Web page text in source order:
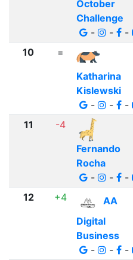
October
Challenge
-
-
-
10
=
Katharina
Kislewski
-
- -
11
-4
Fernando
Rocha
-
- -
12 +4
AA
Digital
Business
-
- -